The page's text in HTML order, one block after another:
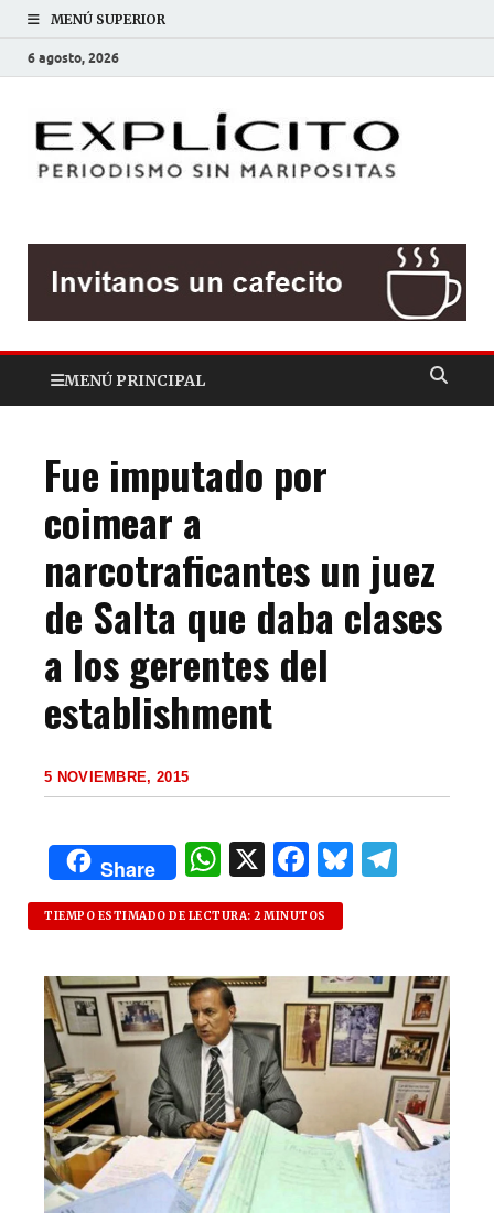
MENÚ SUPERIOR
6 agosto, 2026
MENÚ PRINCIPAL
Fue imputado por
coimear a
narcotraficantes un juez
de Salta que daba clases
a los gerentes del
establishment
5 NOVIEMBRE, 2015
Share
W
h
at
s
A
p
p
X F
a
c
e
b
o
o
B
k
y
g
ra
m
TIEMPO ESTIMADO DE LECTURA: 2 MINUTOS